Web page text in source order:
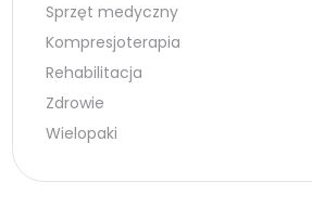
Sprzęt medyczny
Kompresjoterapia
Rehabilitacja
Zdrowie
Wielopaki